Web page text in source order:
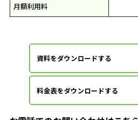
月額利用料
資料をダウンロードする
料金表をダウンロードする